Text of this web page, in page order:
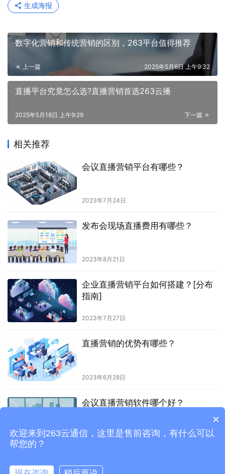
生成海报
数字化营销和传统营销的区别，263平台值得推荐
上一篇 2025年5月6日 上午9:32
直播平台究竟怎么选?直播营销首选263云播
下一篇
2025年5月18日 上午9:29
相关推荐
会议直播营销平台有哪些？
2023年7月24日
发布会现场直播费用有哪些？
2023年8月21日
企业直播营销平台如何搭建？[分布
指南]
2023年7月27日
直播营销的优势有哪些？
2023年6月28日
会议直播营销软件哪个好？
2023年7月24日
×
欢迎来到263云通信，这里是售前咨询，有什么可以
帮您的？